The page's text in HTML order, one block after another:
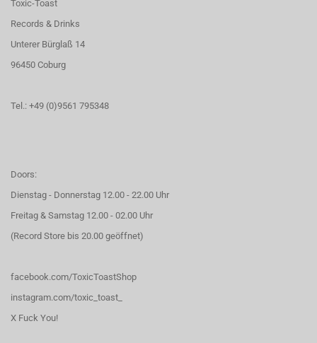
Toxic-Toast
Records & Drinks
Unterer Bürglaß 14
96450 Coburg
Tel.: +49 (0)9561 795348
Doors:
Dienstag - Donnerstag 12.00 - 22.00 Uhr
Freitag & Samstag 12.00 - 02.00 Uhr
(Record Store bis 20.00 geöffnet)
facebook.com/ToxicToastShop
instagram.com/toxic_toast_
X Fuck You!